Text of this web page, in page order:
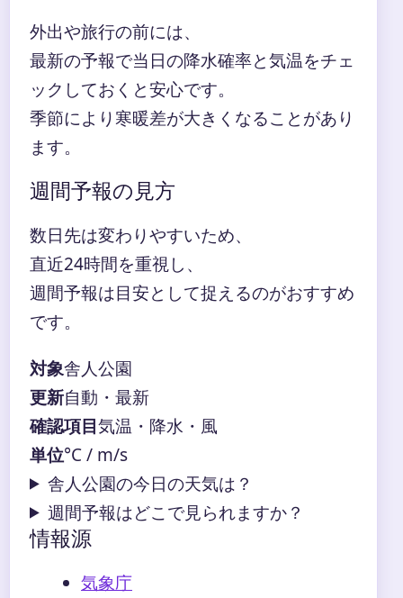
外出や旅行の前には、
最新の予報で当日の降水確率と気温をチェ
ックしておくと安心です。
季節により寒暖差が大きくなることがあり
ます。
週間予報の見方
数日先は変わりやすいため、
直近24時間を重視し、
週間予報は目安として捉えるのがおすすめ
です。
対象舎人公園
更新自動・最新
確認項目気温・降水・風
単位°C / m/s
舎人公園の今日の天気は？
週間予報はどこで見られますか？
情報源
気象庁